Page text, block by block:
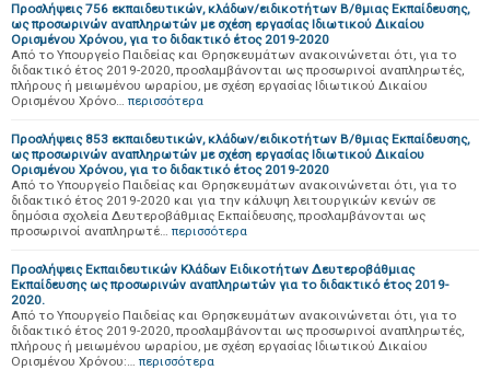
Προσλήψεις 756 εκπαιδευτικών, κλάδων/ειδικοτήτων Β/θμιας Εκπαίδευσης,
ως προσωρινών αναπληρωτών με σχέση εργασίας Ιδιωτικού Δικαίου
Ορισμένου Χρόνου, για το διδακτικό έτος 2019-2020
Από το Υπουργείο Παιδείας και Θρησκευμάτων ανακοινώνεται ότι, για το
διδακτικό έτος 2019-2020, προσλαμβάνονται ως προσωρινοί αναπληρωτές,
πλήρους ή μειωμένου ωραρίου, με σχέση εργασίας Ιδιωτικού Δικαίου
Ορισμένου Χρόνο… περισσότερα
Προσλήψεις 853 εκπαιδευτικών, κλάδων/ειδικοτήτων Β/θμιας Εκπαίδευσης,
ως προσωρινών αναπληρωτών με σχέση εργασίας Ιδιωτικού Δικαίου
Ορισμένου Χρόνου, για το διδακτικό έτος 2019-2020
Από το Υπουργείο Παιδείας και Θρησκευμάτων ανακοινώνεται ότι, για το
διδακτικό έτος 2019-2020 και για την κάλυψη λειτουργικών κενών σε
δημόσια σχολεία Δευτεροβάθμιας Εκπαίδευσης, προσλαμβάνονται ως
προσωρινοί αναπληρωτέ… περισσότερα
Προσλήψεις Εκπαιδευτικών Κλάδων Ειδικοτήτων Δευτεροβάθμιας
Εκπαίδευσης ως προσωρινών αναπληρωτών για το διδακτικό έτος 2019-
2020.
Από το Υπουργείο Παιδείας και Θρησκευμάτων ανακοινώνεται ότι, για το
διδακτικό έτος 2019-2020, προσλαμβάνονται ως προσωρινοί αναπληρωτές,
πλήρους ή μειωμένου ωραρίου, με σχέση εργασίας Ιδιωτικού Δικαίου
Ορισμένου Χρόνου:… περισσότερα